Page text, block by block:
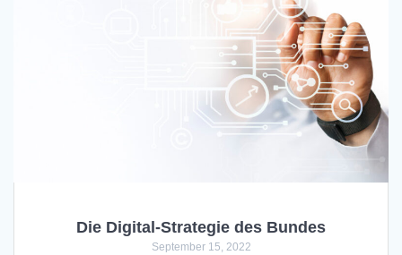
Die Digital-Strategie des Bundes
September 15, 2022